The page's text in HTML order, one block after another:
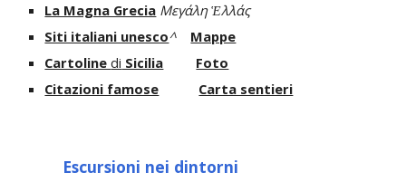
La Magna Grecia Μεγάλη Ἑλλάς
Siti italiani unesco^
Mappe
Cartolinedi Sicilia
Foto
Citazioni famose
Carta sentieri
Escursioni nei dintorni